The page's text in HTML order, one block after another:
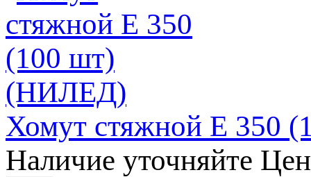
Хомут стяжной E 350
Наличие уточняйте